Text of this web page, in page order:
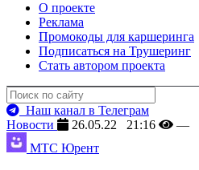
О проекте
Реклама
Промокоды для каршеринга
Подписаться на Трушеринг
Стать автором проекта
Наш канал в Телеграм
Новости
26.05.22 21:16
—
МТС Юрент